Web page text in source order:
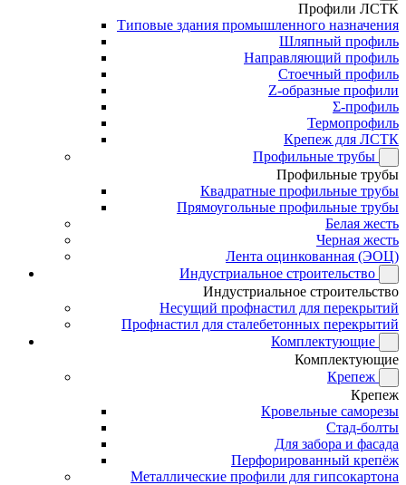
Профили ЛСТК
Типовые здания промышленного назначения
Шляпный профиль
Направляющий профиль
Стоечный профиль
Z-образные профили
Σ-профиль
Термопрофиль
Крепеж для ЛСТК
Профильные трубы
Профильные трубы
Квадратные профильные трубы
Прямоугольные профильные трубы
Белая жесть
Черная жесть
Лента оцинкованная (ЭОЦ)
Индустриальное строительство
Индустриальное строительство
Несущий профнастил для перекрытий
Профнастил для сталебетонных перекрытий
Комплектующие
Комплектующие
Крепеж
Крепеж
Кровельные саморезы
Стад-болты
Для забора и фасада
Перфорированный крепёж
Металлические профили для гипсокартона